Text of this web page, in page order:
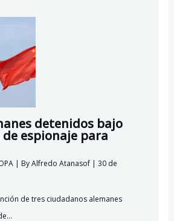
detenidos bajo
de espionaje para
| ByAlfredo Atanasof | 30 de
de tres ciudadanos alemanes